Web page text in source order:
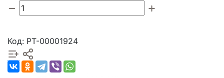
Код: РТ-00001924